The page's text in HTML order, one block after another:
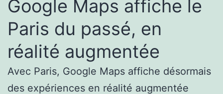
Google Maps affiche le
Paris du passé, en
réalité augmentée
Avec Paris, Google Maps affiche désormais
des expériences en réalité augmentée